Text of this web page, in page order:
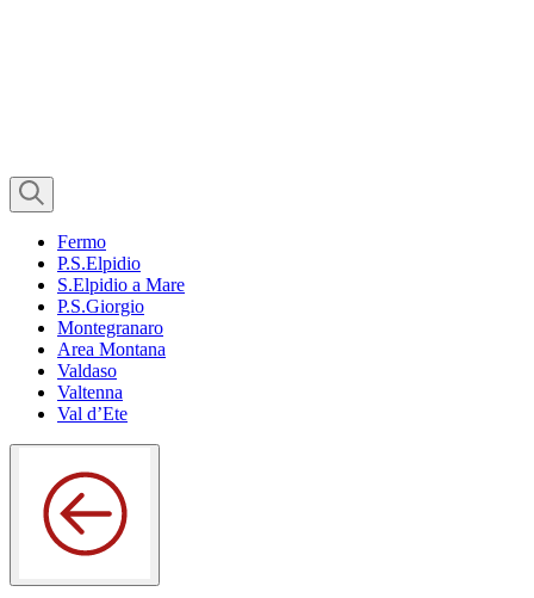
Fermo
P.S.Elpidio
S.Elpidio a Mare
P.S.Giorgio
Montegranaro
Area Montana
Valdaso
Valtenna
Val d’Ete